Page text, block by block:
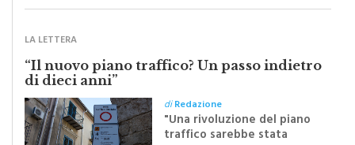
Sapienza all'indomani della
LA LETTERA
“Il nuovo piano traffico? Un passo indietro
di dieci anni”
diRedazione